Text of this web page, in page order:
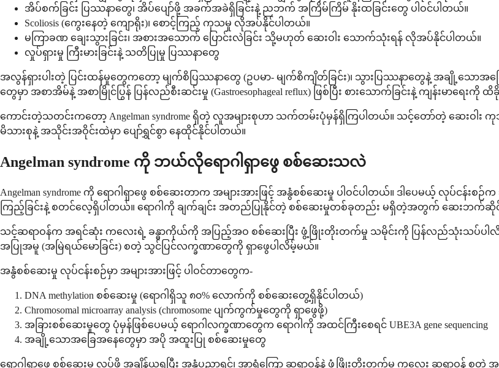
အိပ်စက်ခြင်း ပြဿနာတွေ၊ အိပ်ပျော်ဖို့ အခက်အခဲရှိခြင်းနဲ့ ညဘက် အကြိမ်ကြိမ် နိုးထခြင်းတွေ ပါဝင်ပါတယ်။
Scoliosis (ကွေးနေတဲ့ ကျောရိုး)၊ စောင့်ကြည့် ကုသမှု လိုအပ်နိုင်ပါတယ်။
မကြာခဏ ချေးသွားခြင်း၊ အစားအသောက် ပြောင်းလဲခြင်း သို့မဟုတ် ဆေးဝါး သောက်သုံးရန် လိုအပ်နိုင်ပါတယ်။
လှုပ်ရှားမှု ကြီးမားခြင်းနဲ့ သတိပြုမှု ပြဿနာတွေ
အလွန်ရှားပါးတဲ့ ပြင်းထန်မှုတွေကတော့ မျက်စိပြဿနာတွေ (ဥပမာ- မျက်စိကျိတ်ခြင်း)၊ သွားပြဿနာတွေနဲ့ အချို့သော
တွေမှာ အစာအိမ်နဲ့ အစာမြိုင်ပြွန် ပြန်လည်စီးဆင်းမှု (Gastroesophageal reflux) ဖြစ်ပြီး စားသောက်ခြင်းနဲ့ ကျန်းမာရေး
ကောင်းတဲ့သတင်းကတော့ Angelman syndrome ရှိတဲ့ လူအများစုဟာ သက်တမ်းပုံမှန်ရှိကြပါတယ်။ သင့်တော်တဲ့ ဆေးဝါ
မိသားစုနဲ့ အသိုင်းအဝိုင်းထဲမှာ ပျော်ရွှင်စွာ နေထိုင်နိုင်ပါတယ်။
Angelman syndrome ကို ဘယ်လိုရောဂါရှာဖွေ စစ်ဆေးသလဲ
Angelman syndrome ကို ရောဂါရှာဖွေ စစ်ဆေးတာက အများအားဖြင့် အနွံစစ်ဆေးမှု ပါဝင်ပါတယ်။ ဒါပေမယ့် လုပ်
ကြည့်ခြင်းနဲ့ စတင်လေ့ရှိပါတယ်။ ရောဂါကို ချက်ချင်း အတည်ပြုနိုင်တဲ့ စစ်ဆေးမှုတစ်ခုတည်း မရှိတဲ့အတွက် ဆေးဘက်ဆိုင်ရ
သင့်ဆရာဝန်က အရင်ဆုံး ကလေးရဲ့ ခန္ဓာကိုယ်ကို အပြည့်အဝ စစ်ဆေးပြီး ဖွံ့ဖြိုးတိုးတက်မှု သမိုင်းကို ပြန်လည်သုံးသပ်ပါလိမ့်မ
အပြုအမူ (အမြဲရယ်မောခြင်း) စတဲ့ သွင်ပြင်လက္ခဏာတွေကို ရှာဖွေပါလိမ့်မယ်။
အနွံစစ်ဆေးမှု လုပ်ငန်းစဉ်မှာ အများအားဖြင့် ပါဝင်တာတွေက-
DNA methylation စစ်ဆေးမှု (ရောဂါရှိသူ ၈၀% လောက်ကို စစ်ဆေးတွေ့ရှိနိုင်ပါတယ်)
Chromosomal microarray analysis (chromosome ပျက်ကွက်မှုတွေကို ရှာဖွေဖို့)
အခြားစစ်ဆေးမှုတွေ ပုံမှန်ဖြစ်ပေမယ့် ရောဂါလက္ခဏာတွေက ရောဂါကို အထင်ကြီးစေရင် UBE3A gene sequencing
အချို့သောအခြေအနေတွေမှာ အပို အထူးပြု စစ်ဆေးမှုတွေ
ရောဂါရှာဖွေ စစ်ဆေးမှု လုပ်ဖို့ အချိန်ယူရပြီး အနွံပညာရှင်၊ အာရုံကြော ဆရာဝန်နဲ့ ဖွံ့ဖြိုးတိုးတက်မှု ကလေး ဆရာဝန်